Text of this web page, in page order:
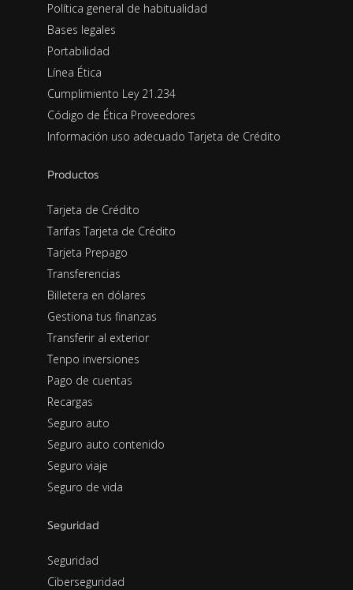
Política general de habitualidad
Bases legales
Portabilidad
Línea Ética
Cumplimiento Ley 21.234
Código de Ética Proveedores
Información uso adecuado Tarjeta de Crédito
Productos
Tarjeta de Crédito
Tarifas Tarjeta de Crédito
Tarjeta Prepago
Transferencias
Billetera en dólares
Gestiona tus finanzas
Transferir al exterior
Tenpo inversiones
Pago de cuentas
Recargas
Seguro auto
Seguro auto contenido
Seguro viaje
Seguro de vida
Seguridad
Seguridad
Ciberseguridad